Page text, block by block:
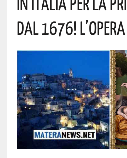
Dal 1676!